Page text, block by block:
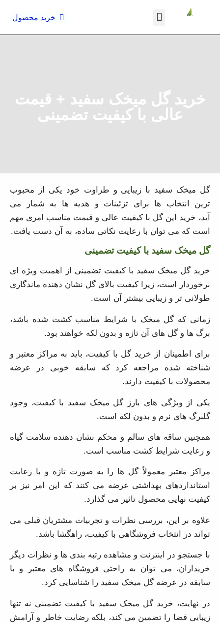
خرید محصول
خرید گل میخک سفید + قیمت
عالی با کیفیت تضمینی
گل میخک سفید با زیبایی و طراوت خود یکی از محبوب ترین
انتخاب ها برای تزئینات و هدیه ها به شمار می آید، خرید
این گل با کیفیت عالی و قیمت مناسب امری مهم است که
می توان با رعایت نکاتی ساده، به آن دست یافت.
گل میخک سفید با کیفیت تضمینی
خرید گل میخک سفید با کیفیت تضمینی از اهمیت ویژه ای
برخوردار است، زیرا کیفیت بالای گل نشان دهنده ماندگاری
طولانی تر و زیبایی بیشتر آن است.
زمانی که گل میخک با شرایط مناسب کشت شده باشد، برگ
ها و گل های آن تازه و بدون لکه خواهند بود.
برای اطمینان از خرید گل با کیفیت، باید به مراکز معتبر و
شناخته شده مراجعه کرد که سابقه خوبی در عرضه
محصولات با کیفیت دارند.
یکی از ویژگی های بارز گل میخک سفید با کیفیت، وجود
گلبرگ های نرم و بدون لکه است.
همچنین ساقه های سالم و محکم نشان دهنده سلامت گیاه
و رعایت شرایط کشت مناسب است.
مراکز معتبر معمولاً گل ها را به صورت تازه و با رعایت
استانداردهای بهداشتی عرضه می کنند که این امر نیز بر
کیفیت نهایی محصول تاثیر می گذارد.
علاوه بر این، بررسی نظرات و تجربیات مشتریان قبلی می
تواند در انتخاب فروشگاهی با کیفیت، راهگشا باشد.
با جستجو در اینترنت و مشاهده رتبه بندی ها و نظرات دیگر
خریداران، می توان به راحتی فروشگاه های معتبر و با سابقه
در عرضه گل میخک سفید را شناسایی کرد.
در نهایت، خرید گل میخک سفید با کیفیت تضمینی نه تنها
زیبایی فضا را تضمین می کند، بلکه رضایت خاطر و آرامش